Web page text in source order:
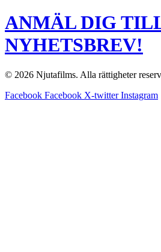
ANMÄL DIG
NYHETSBREV!
© 2026 Njutafilms. Alla rättigheter
Facebook Facebook X-twitter Instagram